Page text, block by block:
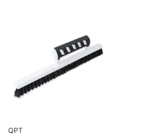
Leverantörens artikelnummer:
29028
QPT